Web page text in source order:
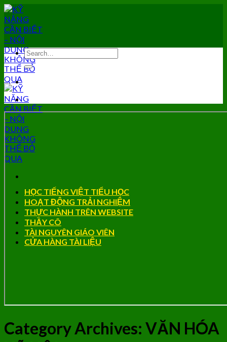
Skip
to
content
HỌC TIẾNG VIỆT TIỂU HỌC
HOẠT ĐỘNG TRẢI NGHIỆM
THỰC HÀNH TRÊN WEBSITE
THẦY CÔ
TÀI NGUYÊN GIÁO VIÊN
CỬA HÀNG TÀI LIỆU
Category Archives: VĂN HÓA